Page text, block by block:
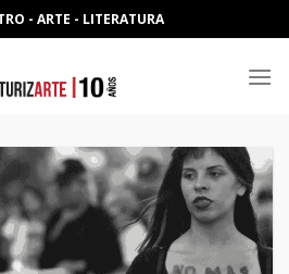
- ARTE - LITERATURA